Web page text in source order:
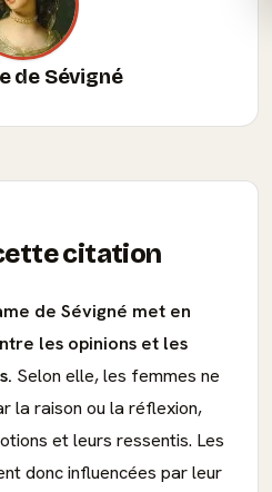
de Sévigné
citation
de Sévigné met en
les opinions et les
Selon elle, les femmes ne
la raison ou la réflexion,
et leurs ressentis. Les
donc influencées par leur